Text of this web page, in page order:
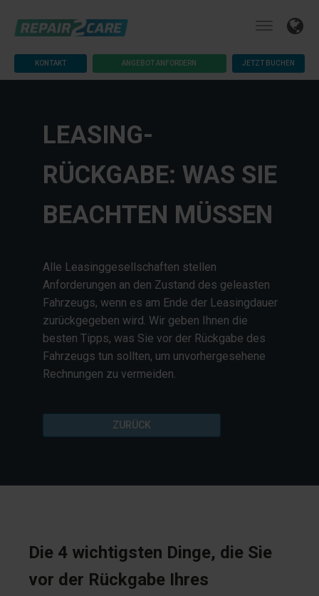
KONTAKT ANGEBOT ANFORDERN JETZT BUCHEN
LEASING-
RÜCKGABE: WAS SIE
BEACHTEN MÜSSEN
Alle Leasinggesellschaften stellen
Anforderungen an den Zustand des geleasten
Fahrzeugs, wenn es am Ende der Leasingdauer
zurückgegeben wird. Wir geben Ihnen die
besten Tipps, was Sie vor der Rückgabe des
Fahrzeugs tun sollten, um unvorhergesehene
Rechnungen zu vermeiden.
ZURÜCK
Die 4 wichtigsten Dinge, die Sie
vor der Rückgabe Ihres